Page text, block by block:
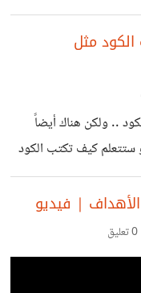
الكود مثل
.. ولكن هناك أيضاً
ستتعلم كيف تكتب الكود
| فيديو